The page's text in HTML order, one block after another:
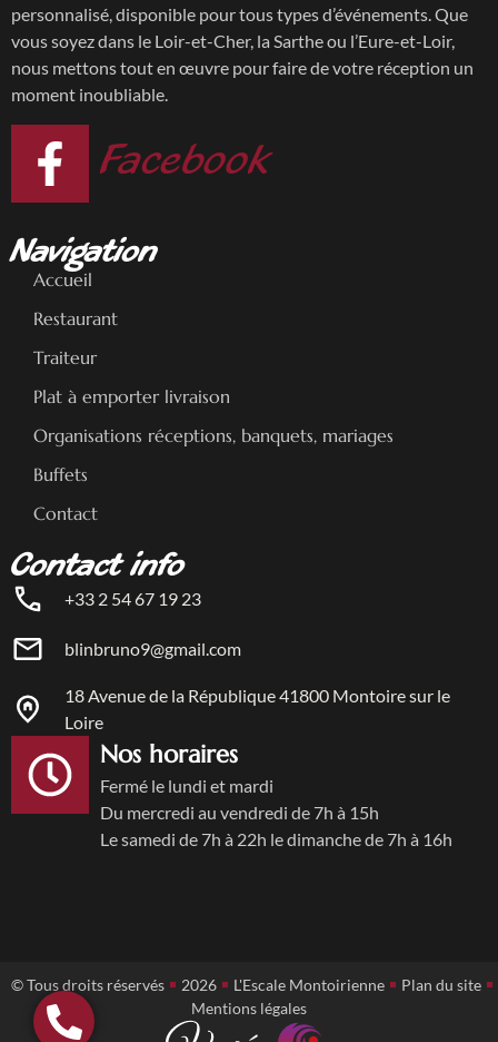
personnalisé, disponible pour tous types d’événements. Que
vous soyez dans le Loir-et-Cher, la Sarthe ou l’Eure-et-Loir,
nous mettons tout en œuvre pour faire de votre réception un
moment inoubliable.
Facebook
Navigation
Accueil
Restaurant
Traiteur
Plat à emporter livraison
Organisations réceptions, banquets, mariages
Buffets
Contact
Contact info
+33 2 54 67 19 23
blinbruno9@gmail.com
18 Avenue de la République 41800 Montoire sur le
Loire
Nos horaires
Fermé le lundi et mardi
Du mercredi au vendredi de 7h à 15h
Le samedi de 7h à 22h le dimanche de 7h à 16h
© Tous droits réservés 2026 L'Escale Montoirienne
Plan du site
Mentions légales